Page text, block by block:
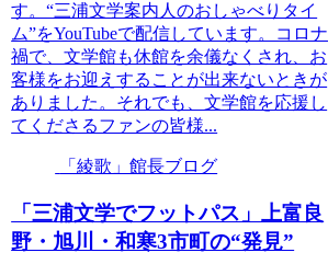
す。“三浦文学案内人のおしゃべりタイ
ム”をYouTubeで配信しています。コロナ
禍で、文学館も休館を余儀なくされ、お
客様をお迎えすることが出来ないときが
ありました。それでも、文学館を応援し
てくださるファンの皆様...
「綾歌」館長ブログ
「三浦文学でフットパス」上富良
野・旭川・和寒3市町の“発見”